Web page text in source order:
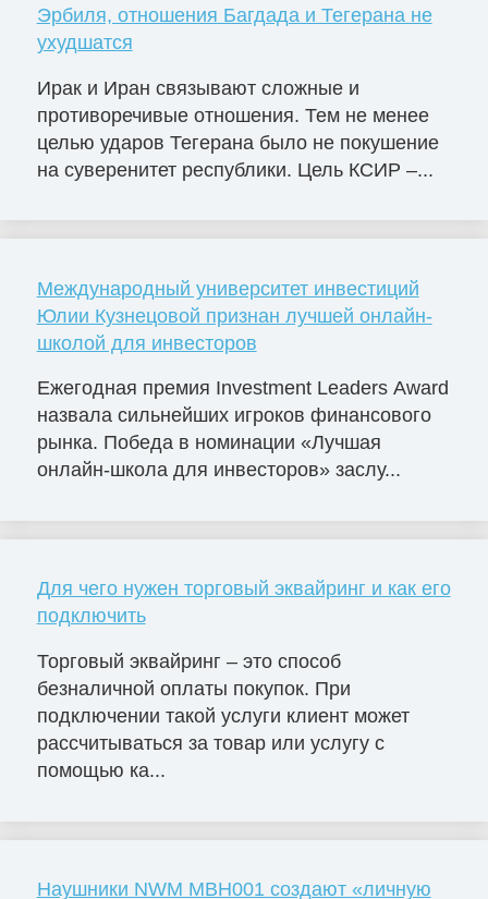
Эрбиля, отношения Багдада и Тегерана не
ухудшатся
Ирак и Иран связывают сложные и
противоречивые отношения. Тем не менее
целью ударов Тегерана было не покушение
на суверенитет республики. Цель КСИР –...
Международный университет инвестиций
Юлии Кузнецовой признан лучшей онлайн-
школой для инвесторов
Ежегодная премия Investment Leaders Award
назвала сильнейших игроков финансового
рынка. Победа в номинации «Лучшая
онлайн-школа для инвесторов» заслу...
Для чего нужен торговый эквайринг и как его
подключить
Торговый эквайринг – это способ
безналичной оплаты покупок. При
подключении такой услуги клиент может
рассчитываться за товар или услугу с
помощью ка...
Наушники NWM MBH001 создают «личную